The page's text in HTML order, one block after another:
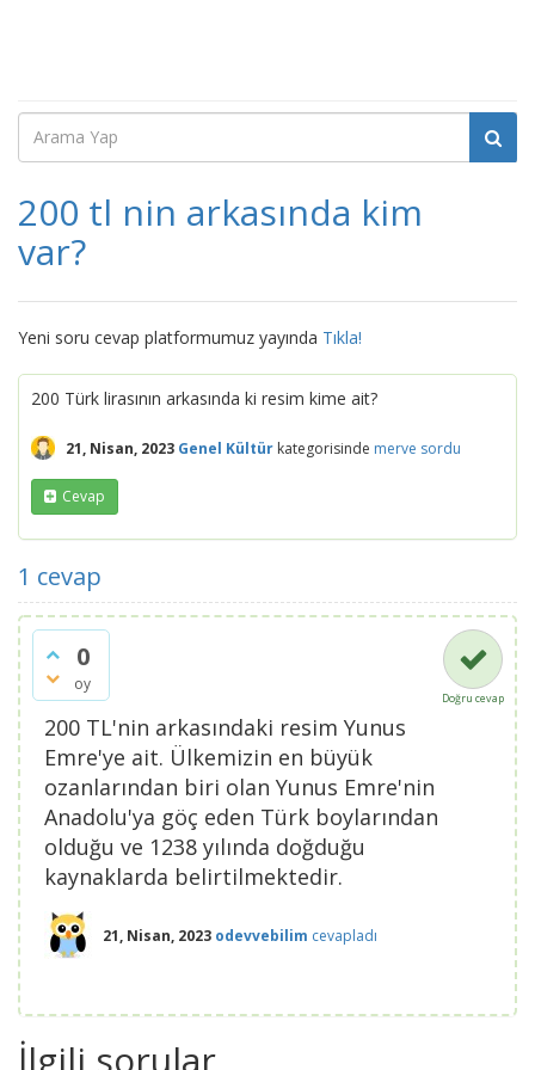
200 tl nin arkasında kim
var?
Yeni soru cevap platformumuz yayında Tıkla!
200 Türk lirasının arkasında ki resim kime ait?
21, Nisan, 2023 Genel Kültür kategorisinde merve sordu
Cevap
1 cevap
0
oy
Doğru cevap
200 TL'nin arkasındaki resim Yunus
Emre'ye ait. Ülkemizin en büyük
ozanlarından biri olan Yunus Emre'nin
Anadolu'ya göç eden Türk boylarından
olduğu ve 1238 yılında doğduğu
kaynaklarda belirtilmektedir.
21, Nisan, 2023 odevvebilim cevapladı
İlgili sorular